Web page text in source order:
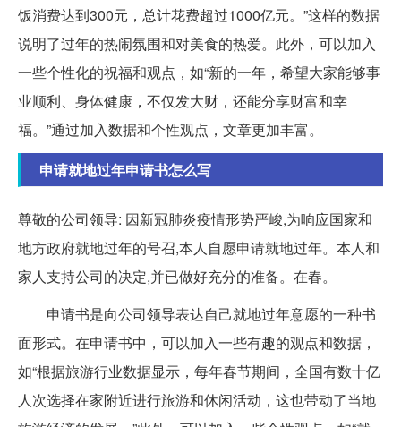
饭消费达到300元，总计花费超过1000亿元。”这样的数据
说明了过年的热闹氛围和对美食的热爱。此外，可以加入
一些个性化的祝福和观点，如“新的一年，希望大家能够事
业顺利、身体健康，不仅发大财，还能分享财富和幸
福。”通过加入数据和个性观点，文章更加丰富。
申请就地过年申请书怎么写
尊敬的公司领导: 因新冠肺炎疫情形势严峻,为响应国家和
地方政府就地过年的号召,本人自愿申请就地过年。本人和
家人支持公司的决定,并已做好充分的准备。在春。
申请书是向公司领导表达自己就地过年意愿的一种书
面形式。在申请书中，可以加入一些有趣的观点和数据，
如“根据旅游行业数据显示，每年春节期间，全国有数十亿
人次选择在家附近进行旅游和休闲活动，这也带动了当地